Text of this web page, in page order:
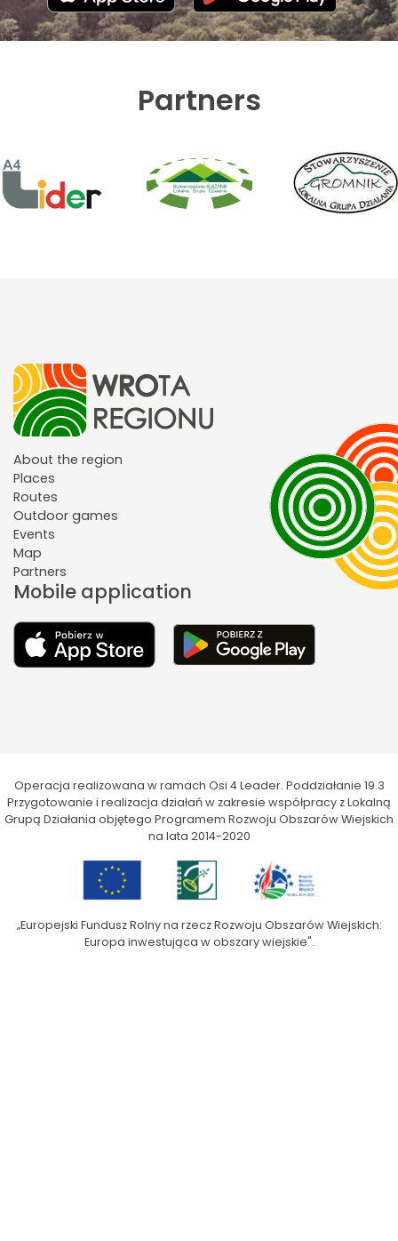
Partners
About the region
Places
Routes
Outdoor games
Events
Map
Partners
Mobile application
Operacja realizowana w ramach Osi 4 Leader. Poddziałanie 19.3
Przygotowanie i realizacja działań w zakresie współpracy z Lokalną
Grupą Działania objętego Programem Rozwoju Obszarów Wiejskich
na lata 2014-2020
„Europejski Fundusz Rolny na rzecz Rozwoju Obszarów Wiejskich:
Europa inwestująca w obszary wiejskie".